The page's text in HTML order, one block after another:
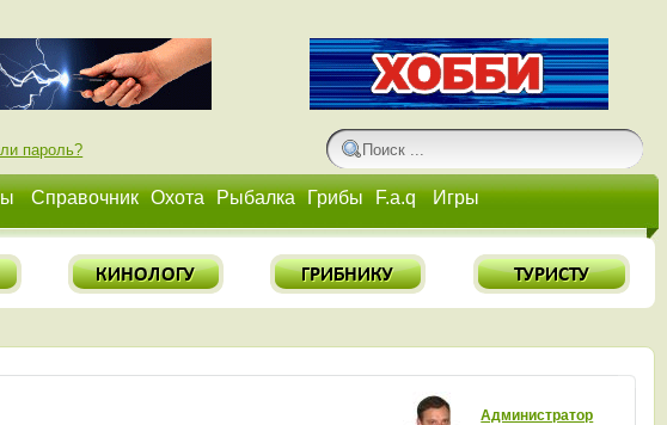
пароль?
Справочник Охота Рыбалка Грибы F.a.q Игры
Администратор